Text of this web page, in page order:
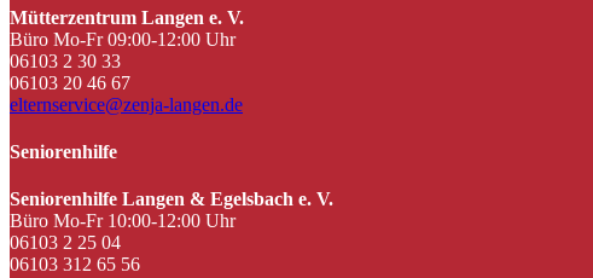
Mütterzentrum Langen e. V.
Büro Mo-Fr 09:00-12:00 Uhr
06103 2 30 33
06103 20 46 67
elternservice@zenja-langen.de
Seniorenhilfe
Seniorenhilfe Langen & Egelsbach e. V.
Büro Mo-Fr 10:00-12:00 Uhr
06103 2 25 04
06103 312 65 56